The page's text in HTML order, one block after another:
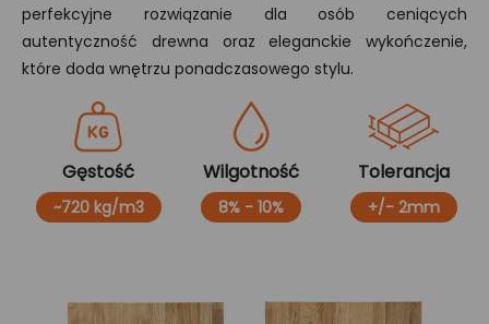
perfekcyjne rozwiązanie dla osób ceniących
autentyczność drewna oraz eleganckie wykończenie,
które doda wnętrzu ponadczasowego stylu.
Gęstość
~720 kg/m3
Wilgotność
8% - 10%
Tolerancja
+/- 2mm